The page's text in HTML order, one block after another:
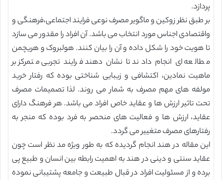
پردازد.
بر طبق نظر زوکین و ماگویر مصرف نوعی فرایند اجتماعی،فرهنگی و
واقتصادی اجناس مورد انتخاب می باشد. آن افراد را مقدور می سازد
تا هویت خود را شکل داده و آن را بیان کنند. هولبروک و هریچمن
مطالعه ای انجام دادند تا نشان دهند فرایند تجربی متمرکز بر
ماهیت نمادین، اکتشافی و زیبایی شناختی بوده که رفتار خرید
مولفه های مهم مصرف به شمار می روند. لذا تصمیمات مصرف
تحت تاثیر ارزش ها و عقاید خاص افراد می باشد. هر فرهنگ دارای
عقاید، ارزش ها و فعالیت های منحصر به فرد بوده که منجر به
رفتارهای مصرف متغییر می گردد.
این مقاله در هند انجام گردیده که به طور ویژه مد نظر است چون
عقاید سنتی و دینی در هند به اهمیت رابطه بین انسان و طبیع پی
برده و از مسئولیت افراد در قبال طبیعت و جامعه پشتیبانی نموده